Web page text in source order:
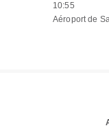
10:55
Aéroport de